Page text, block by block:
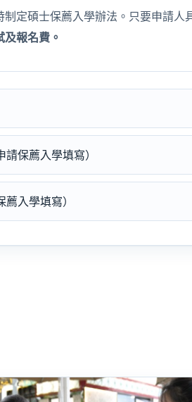
定碩士保薦入學辦法。只要申請人
報名費。
保薦入學填寫）
入學填寫）